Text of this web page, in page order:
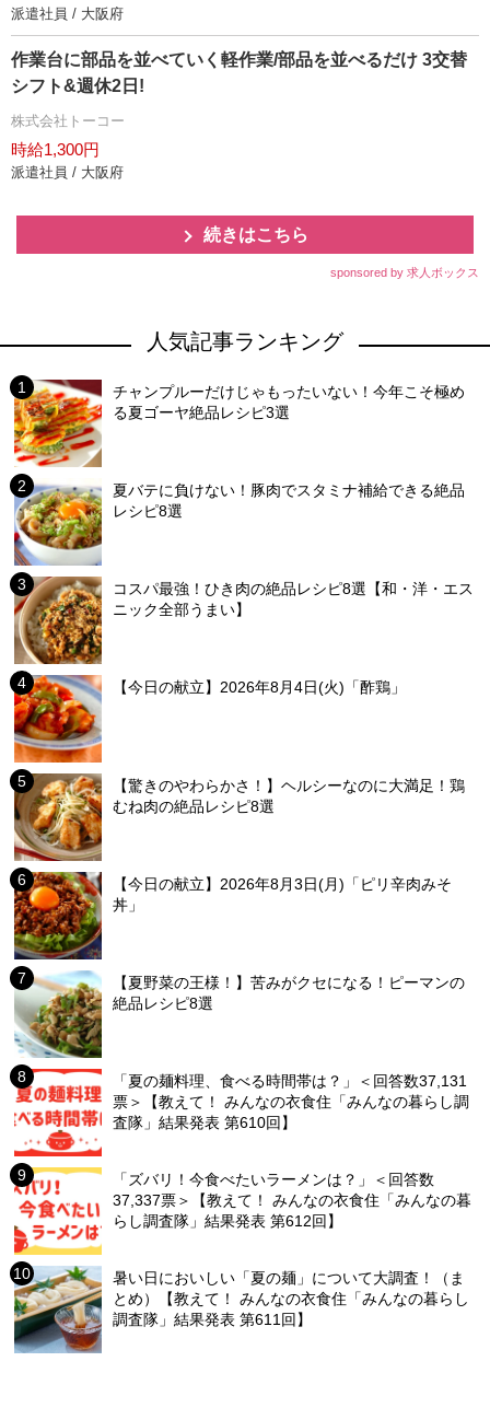
派遣社員 / 大阪府
作業台に部品を並べていく軽作業/部品を並べるだけ 3交替
シフト&週休2日!
株式会社トーコー
時給1,300円
派遣社員 / 大阪府
続きはこちら
sponsored by 求人ボックス
人気記事ランキング
チャンプルーだけじゃもったいない！今年こそ極め
る夏ゴーヤ絶品レシピ3選
夏バテに負けない！豚肉でスタミナ補給できる絶品
レシピ8選
コスパ最強！ひき肉の絶品レシピ8選【和・洋・エス
ニック全部うまい】
【今日の献立】2026年8月4日(火)「酢鶏」
【驚きのやわらかさ！】ヘルシーなのに大満足！鶏
むね肉の絶品レシピ8選
【今日の献立】2026年8月3日(月)「ピリ辛肉みそ
丼」
【夏野菜の王様！】苦みがクセになる！ピーマンの
絶品レシピ8選
「夏の麺料理、食べる時間帯は？」＜回答数37,131
票＞【教えて！ みんなの衣食住「みんなの暮らし調
査隊」結果発表 第610回】
「ズバリ！今食べたいラーメンは？」＜回答数
37,337票＞【教えて！ みんなの衣食住「みんなの暮
らし調査隊」結果発表 第612回】
暑い日においしい「夏の麺」について大調査！（ま
とめ）【教えて！ みんなの衣食住「みんなの暮らし
調査隊」結果発表 第611回】